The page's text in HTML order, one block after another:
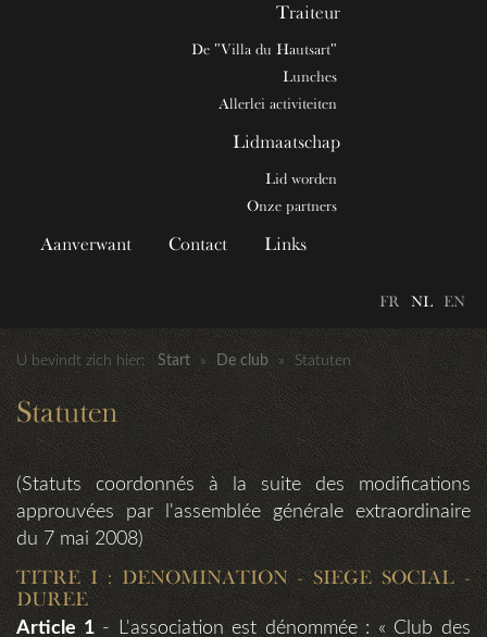
Traiteur
De "Villa du Hautsart"
Lunches
Allerlei activiteiten
Lidmaatschap
Lid worden
Onze partners
Aanverwant Contact Links
FR NL EN
U bevindt zich hier: Start » De club » Statuten
Statuten
(Statuts coordonnés à la suite des modifications
approuvées par l'assemblée générale extraordinaire
du 7 mai 2008)
TITRE I : DENOMINATION - SIEGE SOCIAL -
DUREE
Article 1- L'association est dénommée : « Club des